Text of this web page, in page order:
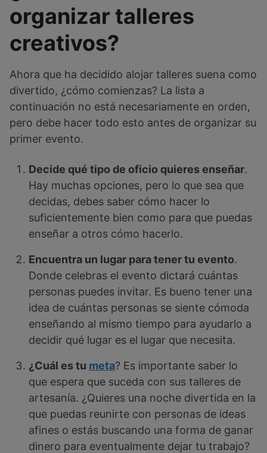
organizar talleres
creativos?
Ahora que ha decidido alojar talleres suena como
divertido, ¿cómo comienzas? La lista a
continuación no está necesariamente en orden,
pero debe hacer todo esto antes de organizar su
primer evento.
Decide qué tipo de oficio quieres enseñar.
Hay muchas opciones, pero lo que sea que
decidas, debes saber cómo hacer lo
suficientemente bien como para que puedas
enseñar a otros cómo hacerlo.
Encuentra un lugar para tener tu evento.
Donde celebras el evento dictará cuántas
personas puedes invitar. Es bueno tener una
idea de cuántas personas se siente cómoda
enseñando al mismo tiempo para ayudarlo a
decidir qué lugar es el lugar que necesita.
¿Cuál es tu meta? Es importante saber lo
que espera que suceda con sus talleres de
artesanía. ¿Quieres una noche divertida en la
que puedas reunirte con personas de ideas
afines o estás buscando una forma de ganar
dinero para eventualmente dejar tu trabajo?